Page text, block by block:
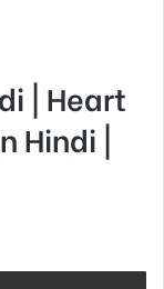
| Heart
Hindi |